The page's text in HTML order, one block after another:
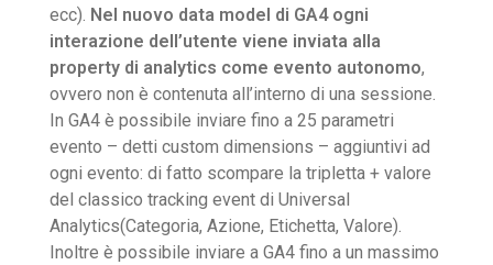
ecc). Nel nuovo data model di GA4 ogni
interazione dell’utente viene inviata alla
property di analytics come evento autonomo,
ovvero non è contenuta all’interno di una sessione.
In GA4 è possibile inviare fino a 25 parametri
evento – detti custom dimensions – aggiuntivi ad
ogni evento: di fatto scompare la tripletta + valore
del classico tracking event di Universal
Analytics(Categoria, Azione, Etichetta, Valore).
Inoltre è possibile inviare a GA4 fino a un massimo